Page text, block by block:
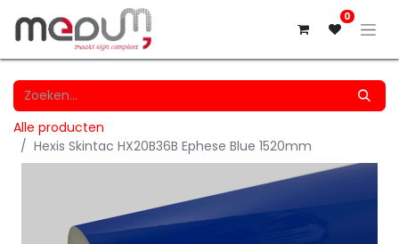
0
Alle producten
Hexis Skintac HX20B36B Ephese Blue 1520mm